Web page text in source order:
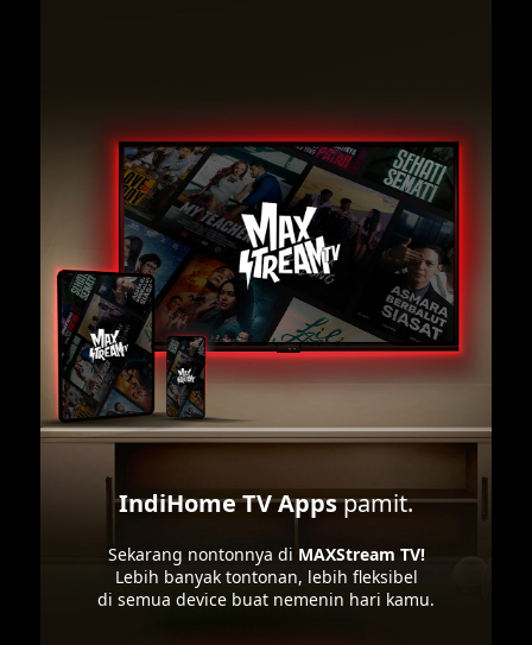
IndiHome TV Appspamit.
Sekarang nontonnya di MAXStream TV!
Lebih banyak tontonan, lebih fleksibel
di semua device buat nemenin hari kamu.